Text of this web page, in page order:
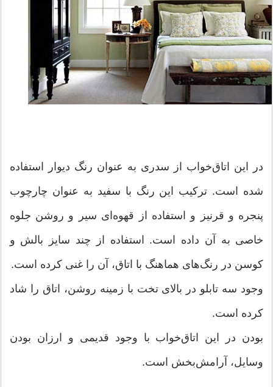
در این اتاق‌خواب از سدری به عنوان رنگ دیوار استفاده
شده است. ترکیب این رنگ با سفید به عنوان چارچوب
پنجره و قرنیز و استفاده از قهوه‌ای سیر و روشن جلوه
خاصی به آن داده است. استفاده از چند سایز بالش و
کوسن در رنگ‌های هماهنگ با اتاق، آن را غنی کرده است.
وجود سه تابلو در بالای تخت با زمینه روشن، اتاق را شاد
کرده است.
بودن در این اتاق‌خواب با وجود قدیمی و ارزان بودن
وسایل، آرامش‌بخش است.